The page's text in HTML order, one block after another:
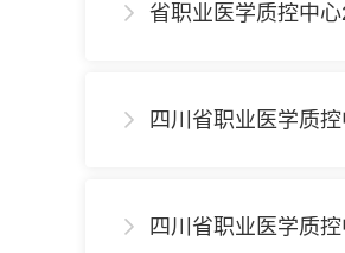
 省职业医学质控中
 四川省职业医学质
 四川省职业医学质